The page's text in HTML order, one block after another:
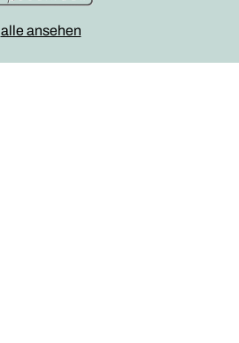
alle ansehen